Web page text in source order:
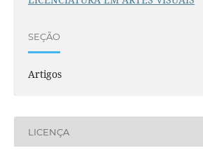
SEÇÃO
Artigos
LICENÇA